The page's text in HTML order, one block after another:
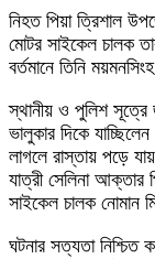
নিহত পিয়া ত্রিশাল
মোটর সাইকেল চালক
বর্তমানে তিনি
স্থানীয় ও পুলিশ সূত্রে
ভালুকার দিকে
লাগলে রাস্তায় পড়ে
যাত্রী সেলিনা আক্তার
সাইকেল চালক
ঘটনার সত্যতা নিশ্চিত